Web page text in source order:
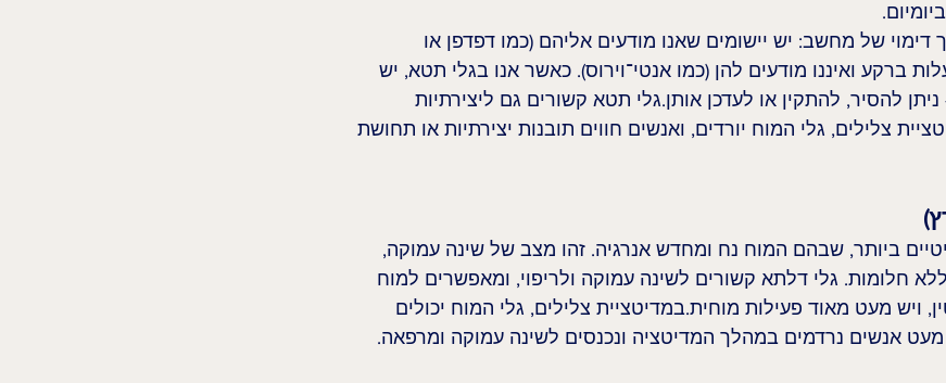
של מחשב: יש יישומים שאנו מודעים אליהם (כמו דפדפן או
ברקע ואיננו מודעים להן (כמו אנטי־וירוס). כאשר אנו בגלי תטא, יש
להסיר, להתקין או לעדכן אותן.גלי תטא קשורים גם ליצירתיות
צלילים, גלי המוח יורדים, ואנשים חווים תובנות יצירתיות או תחושת
ביותר, שבהם המוח נח ומחדש אנרגיה. זהו מצב של שינה עמוקה,
חלומות. גלי דלתא קשורים לשינה עמוקה ולריפוי, ומאפשרים למוח
ויש מעט מאוד פעילות מוחית.במדיטציית צלילים, גלי המוח יכולים
אנשים נרדמים במהלך המדיטציה ונכנסים לשינה עמוקה ומרפאה.